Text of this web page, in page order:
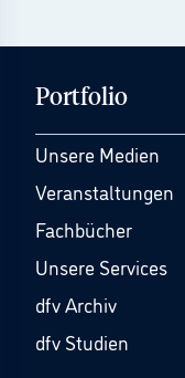
Portfolio
Unsere Medien
Veranstaltungen
Fachbücher
Unsere Services
dfv Archiv
dfv Studien